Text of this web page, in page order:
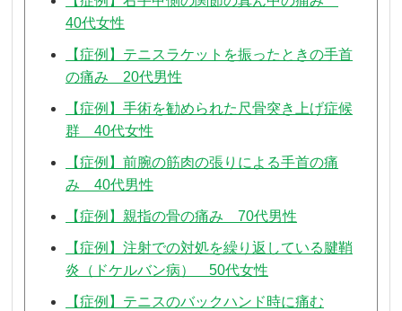
40代女性
【症例】テニスラケットを振ったときの手首
の痛み 20代男性
【症例】手術を勧められた尺骨突き上げ症候
群 40代女性
【症例】前腕の筋肉の張りによる手首の痛
み 40代男性
【症例】親指の骨の痛み 70代男性
【症例】注射での対処を繰り返している腱鞘
炎（ドケルバン病） 50代女性
【症例】テニスのバックハンド時に痛む